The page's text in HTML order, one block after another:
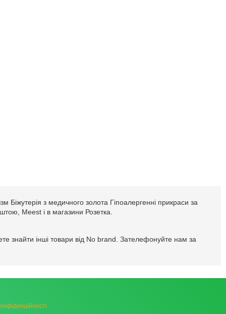
з медичного золота Гіпоалергенні прикраси за
Meest і в магазини Розетка.
знайти інші товари від No brand. Зателефонуйте нам за